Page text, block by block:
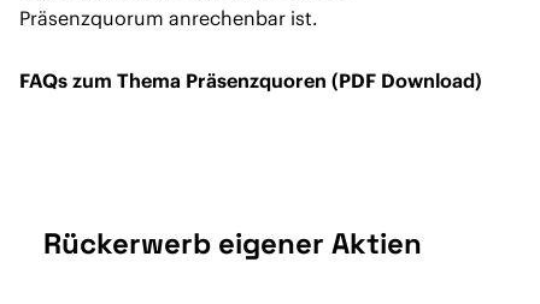
Präsenzquorum anrechenbar ist.
FAQs zum Thema Präsenzquoren (PDF Download)
Rückerwerb eigener Aktien